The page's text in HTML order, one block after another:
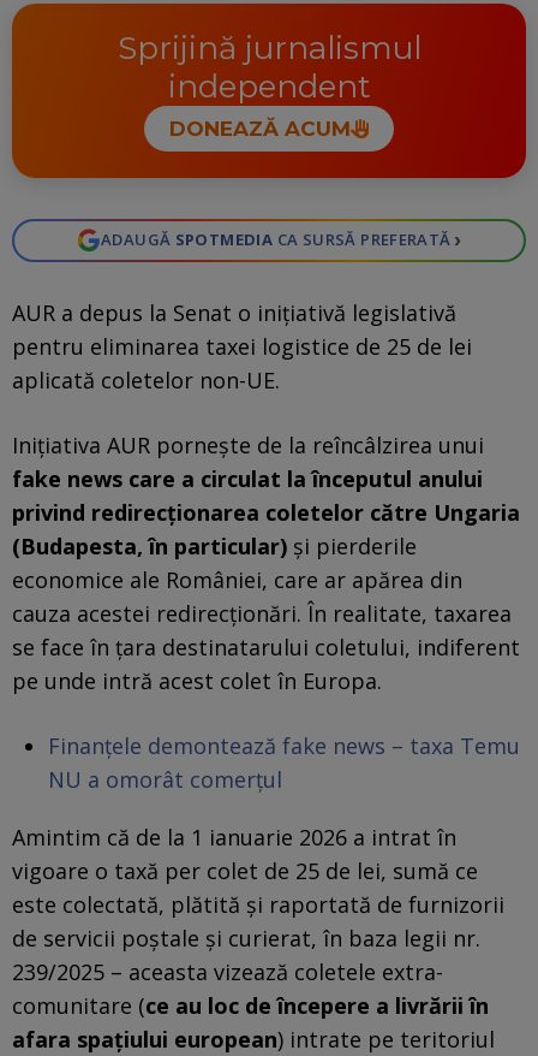
Sprijină jurnalismul
independent
DONEAZĂ ACUM
ADAUGĂ SPOTMEDIA CA SURSĂ PREFERATĂ ›
AUR a depus la Senat o inițiativă legislativă
pentru eliminarea taxei logistice de 25 de lei
aplicată coletelor non-UE.
Inițiativa AUR pornește de la reîncâlzirea unui
fake news care a circulat la începutul anului
privind redirecționarea coletelor către Ungaria
(Budapesta, în particular) și pierderile
economice ale României, care ar apărea din
cauza acestei redirecționări. În realitate, taxarea
se face în țara destinatarului coletului, indiferent
pe unde intră acest colet în Europa.
Finanțele demontează fake news – taxa Temu
NU a omorât comerțul
Amintim că de la 1 ianuarie 2026 a intrat în
vigoare o taxă per colet de 25 de lei, sumă ce
este colectată, plătită și raportată de furnizorii
de servicii poștale și curierat, în baza legii nr.
239/2025 – aceasta vizează coletele extra-
comunitare (ce au loc de începere a livrării în
afara spațiului european) intrate pe teritoriul